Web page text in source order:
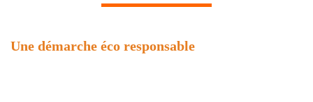
Une démarche éco responsable